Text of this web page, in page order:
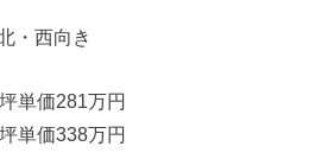
西向き
価281万円
価338万円